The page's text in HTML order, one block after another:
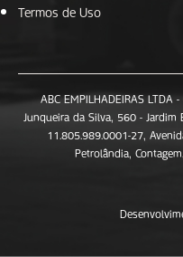
Termos de Uso
ABC EMPILHADEIRAS LTDA
Junqueira da Silva, 560 - Jardim
11.805.989.0001-27,
Petrolândia,